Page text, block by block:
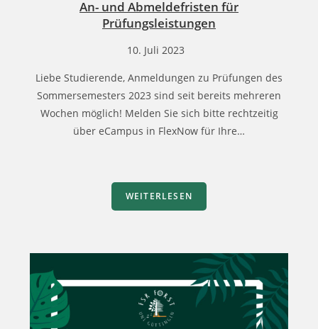
An- und Abmeldefristen für
Prüfungsleistungen
10. Juli 2023
Liebe Studierende, Anmeldungen zu Prüfungen des
Sommersemesters 2023 sind seit bereits mehreren
Wochen möglich! Melden Sie sich bitte rechtzeitig
über eCampus in FlexNow für Ihre…
WEITERLESEN